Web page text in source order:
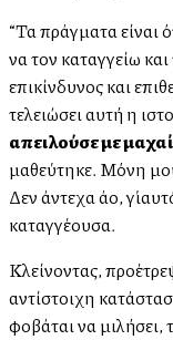
“Τα πράγματα είναι
να τον καταγγείλλω
επικίνδυνος και
τελειώσει αυτή η
απειλούσε με
μαθεύτηκε. Μόνη
Δεν άντεχα άλλο,
καταγγέλλουσα.
Κλείνοντας,
αντίστοιχη
φοβάται να μιλήσει,